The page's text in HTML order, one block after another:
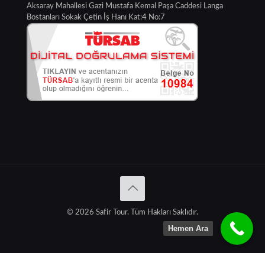
Aksaray Mahallesi Gazi Mustafa Kemal Paşa Caddesi Langa
Bostanları Sokak Çetin İş Hanı Kat:4 No:7
© 2026 Safir Tour. Tüm Hakları Saklıdır.
Hemen Ara